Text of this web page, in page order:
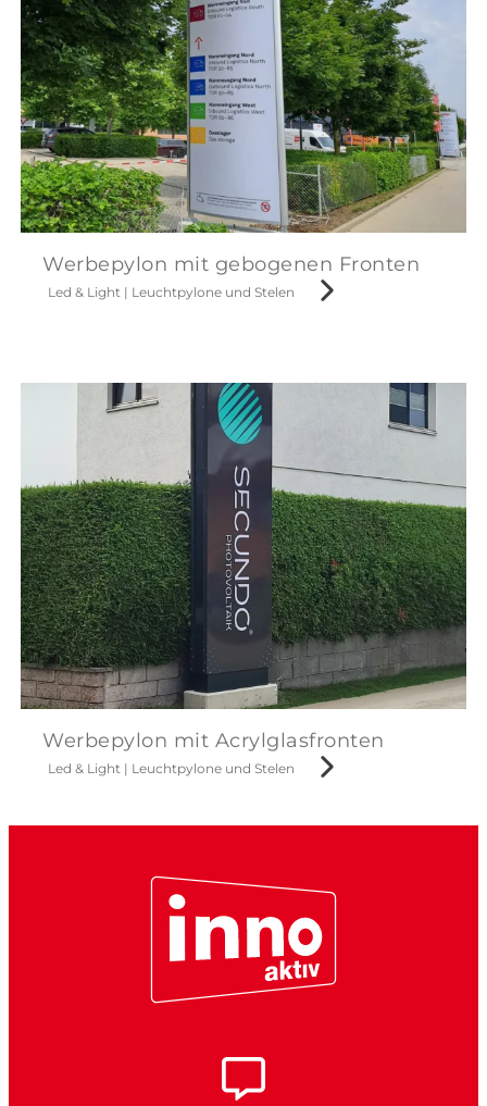
Werbepylon mit gebogenen Fronten
Led & Light | Leuchtpylone und Stelen
Werbepylon mit Acrylglasfronten
Led & Light | Leuchtpylone und Stelen